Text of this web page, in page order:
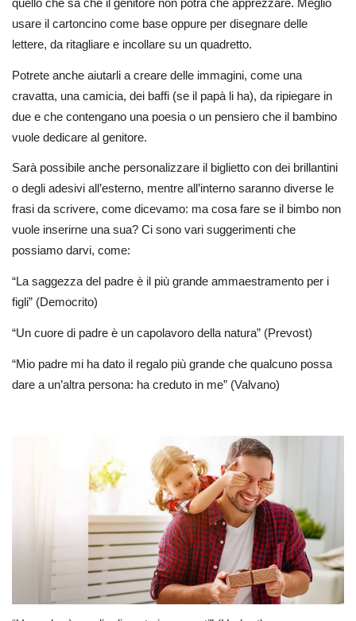
usare il cartoncino come base oppure per disegnare delle
lettere, da ritagliare e incollare su un quadretto.
Potrete anche aiutarli a creare delle immagini, come una
cravatta, una camicia, dei baffi (se il papà li ha), da ripiegare in
due e che contengano una poesia o un pensiero che il bambino
vuole dedicare al genitore.
Sarà possibile anche personalizzare il biglietto con dei brillantini
o degli adesivi all’esterno, mentre all’interno saranno diverse le
frasi da scrivere, come dicevamo: ma cosa fare se il bimbo non
vuole inserirne una sua? Ci sono vari suggerimenti che
possiamo darvi, come:
“La saggezza del padre è il più grande ammaestramento per i
figli” (Democrito)
“Un cuore di padre è un capolavoro della natura” (Prevost)
“Mio padre mi ha dato il regalo più grande che qualcuno possa
dare a un’altra persona: ha creduto in me” (Valvano)